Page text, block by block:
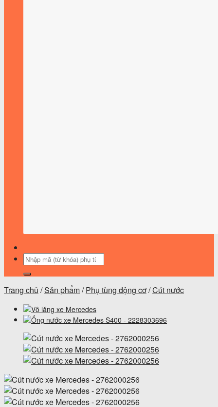
Tìm
Trang chủ /Sản phẩm/ Phụ tùng động cơ/Cút nước